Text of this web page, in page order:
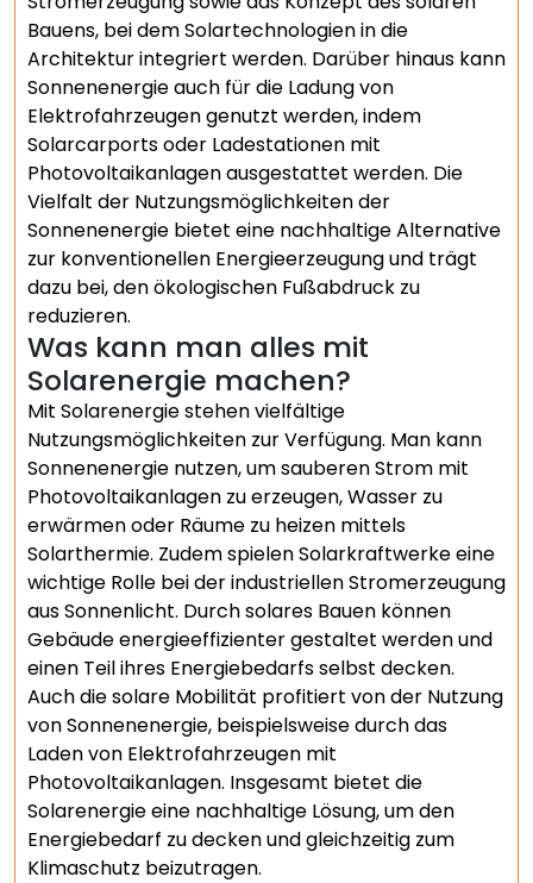
Bauens, bei dem Solartechnologien in die
Architektur integriert werden. Darüber hinaus kann
Sonnenenergie auch für die Ladung von
Elektrofahrzeugen genutzt werden, indem
Solarcarports oder Ladestationen mit
Photovoltaikanlagen ausgestattet werden. Die
Vielfalt der Nutzungsmöglichkeiten der
Sonnenenergie bietet eine nachhaltige Alternative
zur konventionellen Energieerzeugung und trägt
dazu bei, den ökologischen Fußabdruck zu
reduzieren.
Was kann man alles mit
Solarenergie machen?
Mit Solarenergie stehen vielfältige
Nutzungsmöglichkeiten zur Verfügung. Man kann
Sonnenenergie nutzen, um sauberen Strom mit
Photovoltaikanlagen zu erzeugen, Wasser zu
erwärmen oder Räume zu heizen mittels
Solarthermie. Zudem spielen Solarkraftwerke eine
wichtige Rolle bei der industriellen Stromerzeugung
aus Sonnenlicht. Durch solares Bauen können
Gebäude energieeffizienter gestaltet werden und
einen Teil ihres Energiebedarfs selbst decken.
Auch die solare Mobilität profitiert von der Nutzung
von Sonnenenergie, beispielsweise durch das
Laden von Elektrofahrzeugen mit
Photovoltaikanlagen. Insgesamt bietet die
Solarenergie eine nachhaltige Lösung, um den
Energiebedarf zu decken und gleichzeitig zum
Klimaschutz beizutragen.